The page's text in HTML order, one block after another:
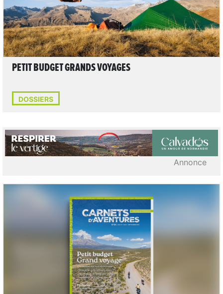
PETIT BUDGET GRANDS VOYAGES
DOSSIERS
Annonce
LIRE L'ARTICLE